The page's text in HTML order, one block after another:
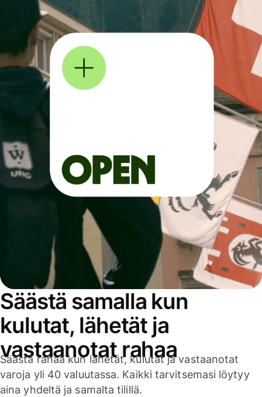
Säästä samalla kun
kulutat, lähetät ja
vastaanotat rahaa
Säästä rahaa kun lähetät, kulutat ja vastaanotat
varoja yli 40 valuutassa. Kaikki tarvitsemasi löytyy
aina yhdeltä ja samalta tilillä.